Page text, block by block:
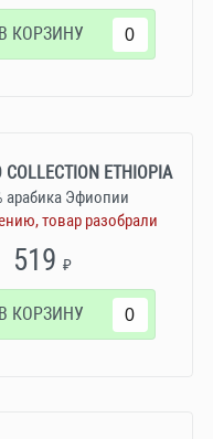
В КОРЗИНУ
COLLECTION ETHIOPIA
арабика Эфиопии
товар разобрали
519₽
В КОРЗИНУ